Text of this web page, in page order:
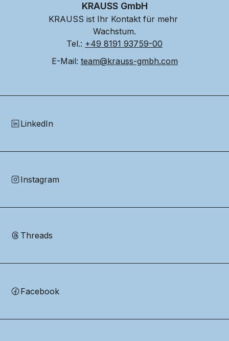
KRAUSS GmbH
KRAUSS ist Ihr Kontakt für mehr
Wachstum.
Tel.: +49 8191 93759-00
E-Mail: team@krauss-gmbh.com
LinkedIn
Instagram
Threads
Facebook